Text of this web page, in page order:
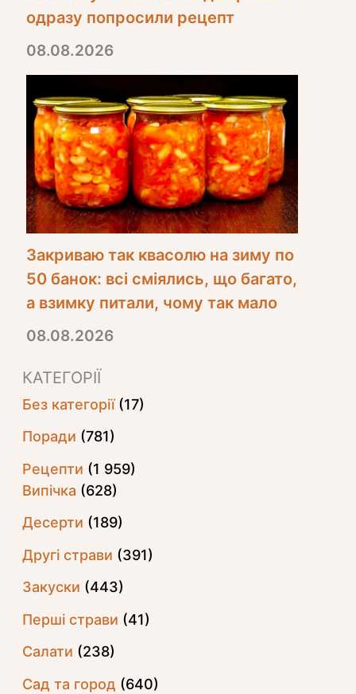
одразу попросили рецепт
08.08.2026
Закриваю так квасолю на зиму по
50 банок: всі сміялись, що багато,
а взимку питали, чому так мало
08.08.2026
КАТЕГОРІЇ
Без категорії(17)
Поради (781)
Рецепти (1 959)
Випічка (628)
Десерти (189)
Другі страви (391)
Закуски (443)
Перші страви (41)
Салати (238)
Сад та город (640)